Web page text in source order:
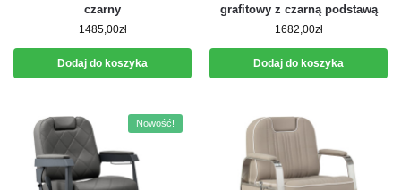
czarny
1485,00zł
Dodaj do koszyka
grafitowy z czarną podstawą
1682,00zł
Dodaj do koszyka
Nowość!